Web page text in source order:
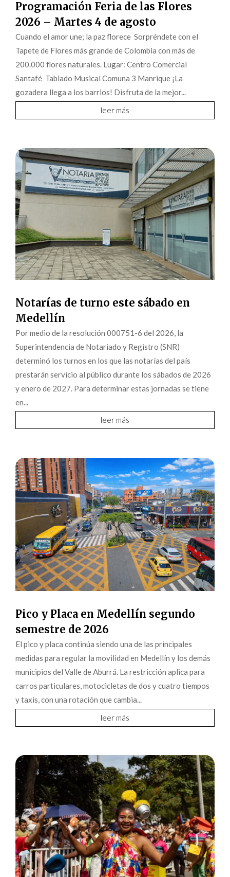
Programación Feria de las Flores
2026 – Martes 4 de agosto
Cuando el amor une; la paz florece Sorpréndete con el
Tapete de Flores más grande de Colombia con más de
200.000 flores naturales. Lugar: Centro Comercial
Santafé Tablado Musical Comuna 3 Manrique ¡La
gozadera llega a los barrios! Disfruta de la mejor...
leer más
Notarías de turno este sábado en
Medellín
Por medio de la resolución 000751-6 del 2026, la
Superintendencia de Notariado y Registro (SNR)
determinó los turnos en los que las notarías del país
prestarán servicio al público durante los sábados de 2026
y enero de 2027. Para determinar estas jornadas se tiene
en...
leer más
Pico y Placa en Medellín segundo
semestre de 2026
El pico y placa continúa siendo una de las principales
medidas para regular la movilidad en Medellín y los demás
municipios del Valle de Aburrá. La restricción aplica para
carros particulares, motocicletas de dos y cuatro tiempos
y taxis, con una rotación que cambia...
leer más